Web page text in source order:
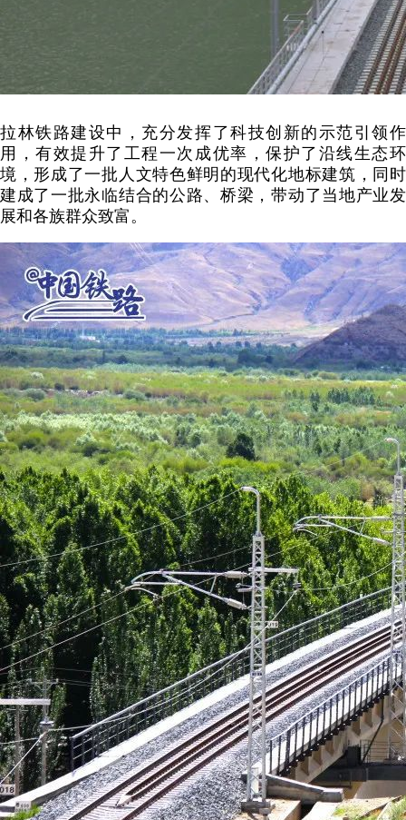
拉林铁路建设中，充分发挥了科技创新的示范引领作
用，有效提升了工程一次成优率，保护了沿线生态环
境，形成了一批人文特色鲜明的现代化地标建筑，同时
建成了一批永临结合的公路、桥梁，带动了当地产业发
展和各族群众致富。